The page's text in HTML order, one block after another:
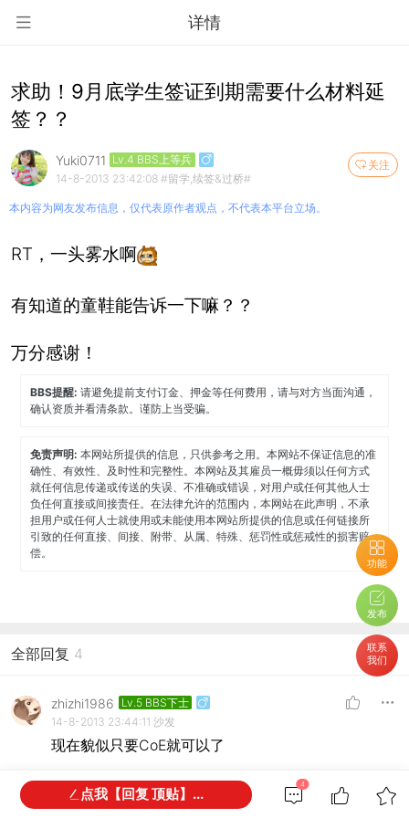
详情
功能
发布
联系
我们
求助！9月底学生签证到期需要什么材料延
签？？
关注
Yuki0711 Lv.4 BBS上等兵
14-8-2013 23:42:08 #留学,续签&过桥#
本内容为网友发布信息，仅代表原作者观点，不代表本平台立场。
RT，一头雾水啊
有知道的童鞋能告诉一下嘛？？
万分感谢！
BBS提醒:请避免提前支付订金、押金等任何费用，请与对方当面沟通，
确认资质并看清条款。谨防上当受骗。
免责声明:本网站所提供的信息，只供参考之用。本网站不保证信息的准
确性、有效性、及时性和完整性。本网站及其雇员一概毋须以任何方式
就任何信息传递或传送的失误、不准确或错误，对用户或任何其他人士
负任何直接或间接责任。在法律允许的范围内，本网站在此声明，不承
担用户或任何人士就使用或未能使用本网站所提供的信息或任何链接所
引致的任何直接、间接、附带、从属、特殊、惩罚性或惩戒性的损害赔
偿。
全部回复 4
zhizhi1986
Lv.5 BBS下士
14-8-2013 23:44:11 沙发
现在貌似只要CoE就可以了
澳嘉出国
Lv.20 服务信息用户
4
点我【回复 顶贴】...